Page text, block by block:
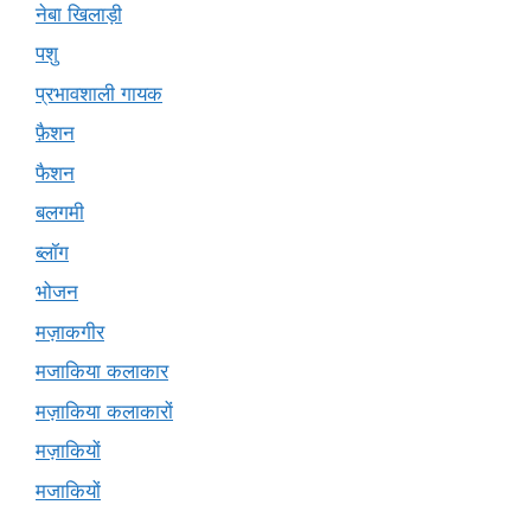
नेबा खिलाड़ी
पशु
प्रभावशाली गायक
फ़ैशन
फैशन
बलगमी
ब्लॉग
भोजन
मज़ाकगीर
मजाकिया कलाकार
मज़ाकिया कलाकारों
मज़ाकियों
मजाकियों